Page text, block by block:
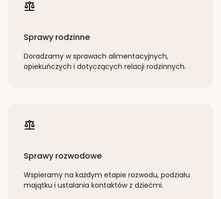
Sprawy rodzinne
Doradzamy w sprawach alimentacyjnych,
opiekuńczych i dotyczących relacji rodzinnych.
Sprawy rozwodowe
Wspieramy na każdym etapie rozwodu, podziału
majątku i ustalania kontaktów z dziećmi.